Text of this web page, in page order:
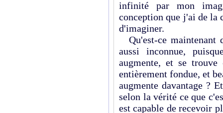
infinité par mon
conception que j'ai de la
d'imaginer.
Qu'est-ce maintenant
aussi inconnue,
augmente, et se
entièrement fondue, et
augmente davantage ?
selon la vérité ce que
est capable de recevoir